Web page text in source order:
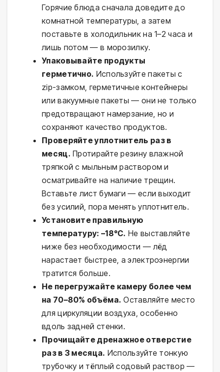
Горячие блюда сначала доведите до
комнатной температуры, а затем
поставьте в холодильник на 1–2 часа и
лишь потом — в морозилку.
Упаковывайте продукты
герметично. Используйте пакеты с
zip-замком, герметичные контейнеры
или вакуумные пакеты — они не только
предотвращают намерзание, но и
сохраняют качество продуктов.
Проверяйте уплотнитель раз в
месяц. Протирайте резину влажной
тряпкой с мыльным раствором и
осматривайте на наличие трещин.
Вставьте лист бумаги — если выходит
без усилий, пора менять уплотнитель.
Установите правильную
температуру: –18°C. Не выставляйте
ниже без необходимости — лёд
нарастает быстрее, а электроэнергии
тратится больше.
Не перегружайте камеру более чем
на 70–80% объёма. Оставляйте место
для циркуляции воздуха, особенно
вдоль задней стенки.
Прочищайте дренажное отверстие
раз в 3 месяца. Используйте тонкую
трубочку и тёплый содовый раствор —